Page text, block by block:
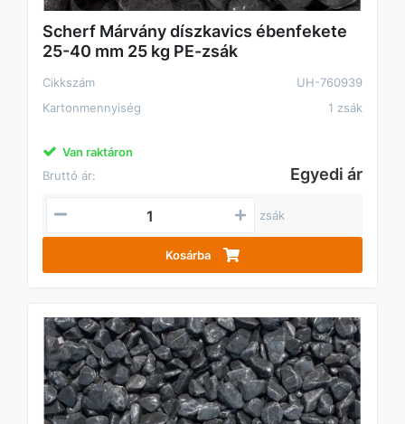
Scherf Márvány díszkavics ébenfekete
25-40 mm 25 kg PE-zsák
Cikkszám
UH-760939
Kartonmennyiség
1 zsák
Van raktáron
Bruttó ár:
Egyedi ár
zsák
Kosárba